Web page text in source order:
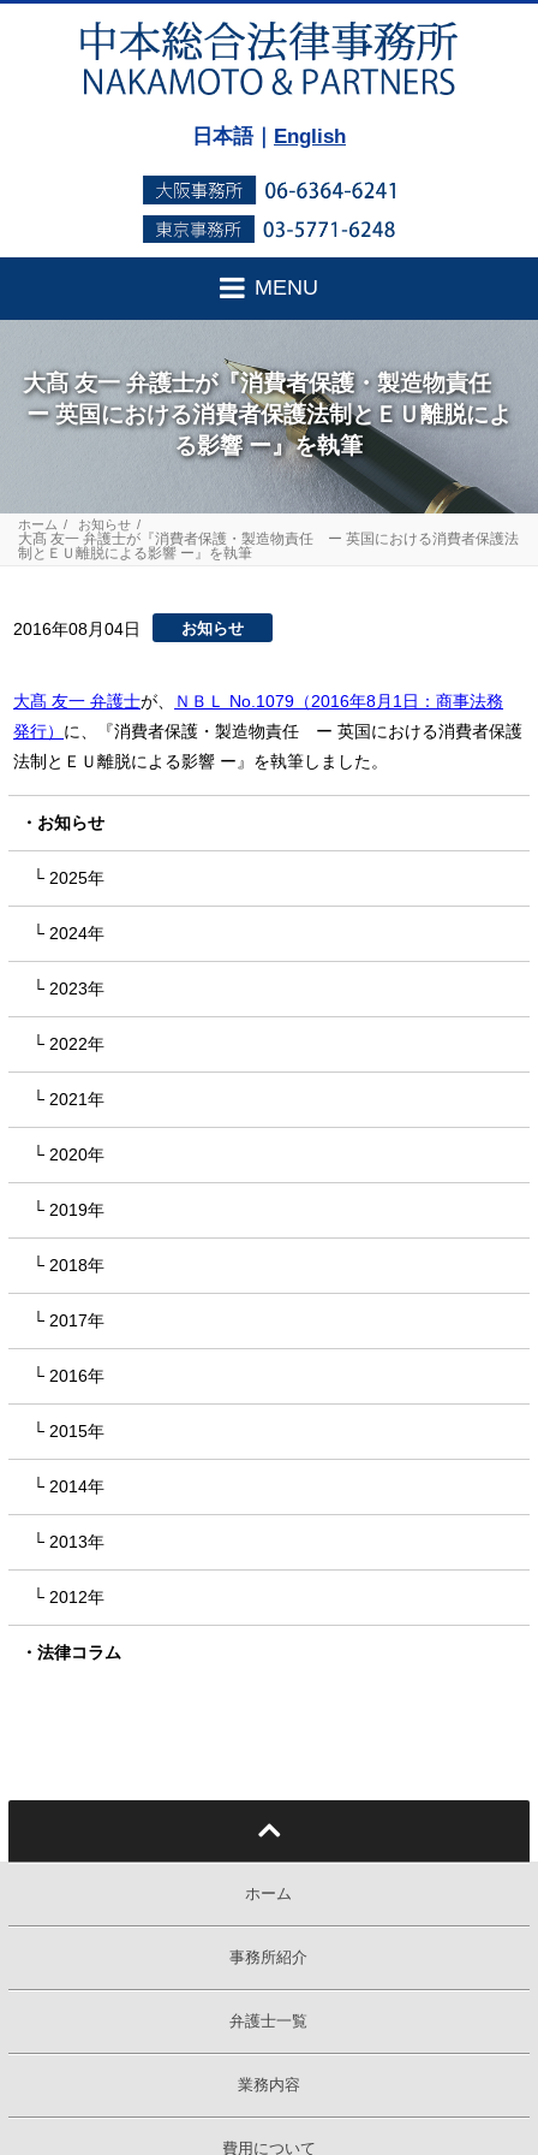
日本語｜ English
MENU
大髙 友一 弁護士が『消費者保護・製造物責任
ー 英国における消費者保護法制とＥＵ離脱によ
る影響 ー』を執筆
ホーム お知らせ
大髙 友一 弁護士が『消費者保護・製造物責任 ー 英国における消費者保護法
制とＥＵ離脱による影響 ー』を執筆
2016年08月04日 お知らせ
大髙 友一 弁護士が、
ＮＢＬ No.1079（2016年8月1日：商事法務
発行） に、『消費者保護・製造物責任 ー 英国における消費者保護
法制とＥＵ離脱による影響 ー』を執筆しました。
お知らせ
2025年
2024年
2023年
2022年
2021年
2020年
2019年
2018年
2017年
2016年
2015年
2014年
2013年
2012年
法律コラム
ホーム
事務所紹介
弁護士一覧
業務内容
費用について